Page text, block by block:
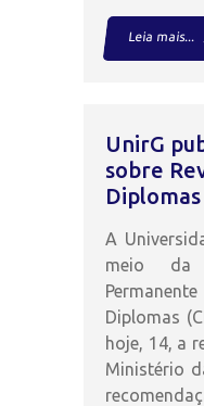
Leia mais...
UnirG
sobre
A
meio da
Diplomas
hoje, 14, a
Ministério